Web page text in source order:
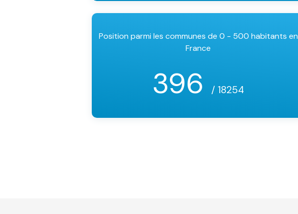
Position parmi les communes de 0 - 500 habitants en
France
396 / 18254